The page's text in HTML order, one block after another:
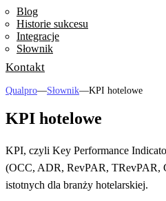
Blog
Historie sukcesu
Integracje
Słownik
Kontakt
Qualpro—Słownik—KPI hotelowe
KPI hotelowe
KPI, czyli Key Performance
(OCC, ADR, RevPAR, TRevPAR,
istotnych dla branży hotelarskiej.